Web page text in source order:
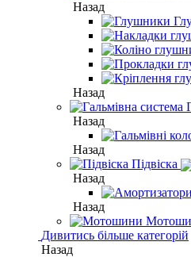
Назад
Назад
Назад
Назад
Підвіска
Назад
Назад
Дивитись більше категорій
Назад